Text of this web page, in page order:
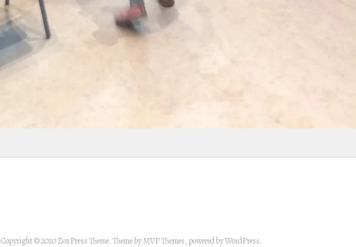
Copyright © 2020 ZoxPress Theme. Theme by MVP Themes, powered by WordPress.